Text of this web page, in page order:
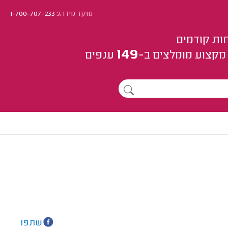
מוקד מידרג:1-700-707-233
קודמים
מקצוע מומלצים ב-149 ענפים
שתפו